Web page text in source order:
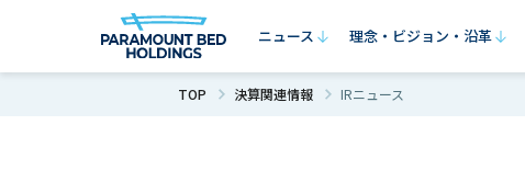
ニュース 理念・ビジョン・沿革
TOP 決算関連情報 IRニュース